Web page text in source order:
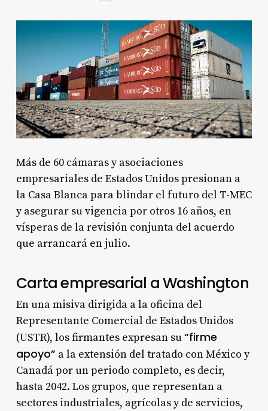
Más de 60 cámaras y asociaciones
empresariales de Estados Unidos presionan a
la Casa Blanca para blindar el futuro del T-MEC
y asegurar su vigencia por otros 16 años, en
vísperas de la revisión conjunta del acuerdo
que arrancará en julio.
Carta empresarial a Washington
En una misiva dirigida a la oficina del
Representante Comercial de Estados Unidos
(USTR), los firmantes expresan su“firme
apoyo” a la extensión del tratado con México y
Canadá por un periodo completo, es decir,
hasta 2042. Los grupos, que representan a
sectores industriales, agrícolas y de servicios,